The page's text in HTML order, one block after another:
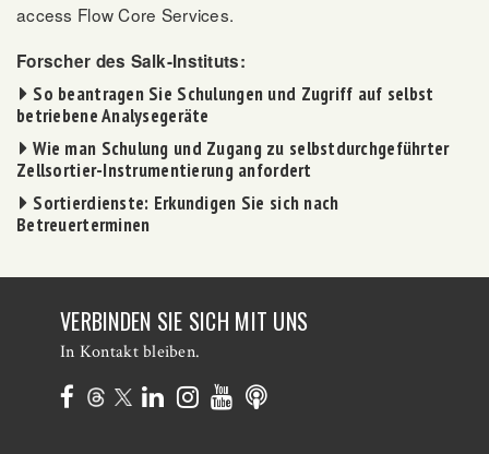
access Flow Core Services.
Forscher des Salk-Instituts:
So beantragen Sie Schulungen und Zugriff auf selbst
betriebene Analysegeräte
Wie man Schulung und Zugang zu selbstdurchgeführter
Zellsortier-Instrumentierung anfordert
Sortierdienste: Erkundigen Sie sich nach
Betreuerterminen
VERBINDEN SIE SICH MIT UNS
In Kontakt bleiben.